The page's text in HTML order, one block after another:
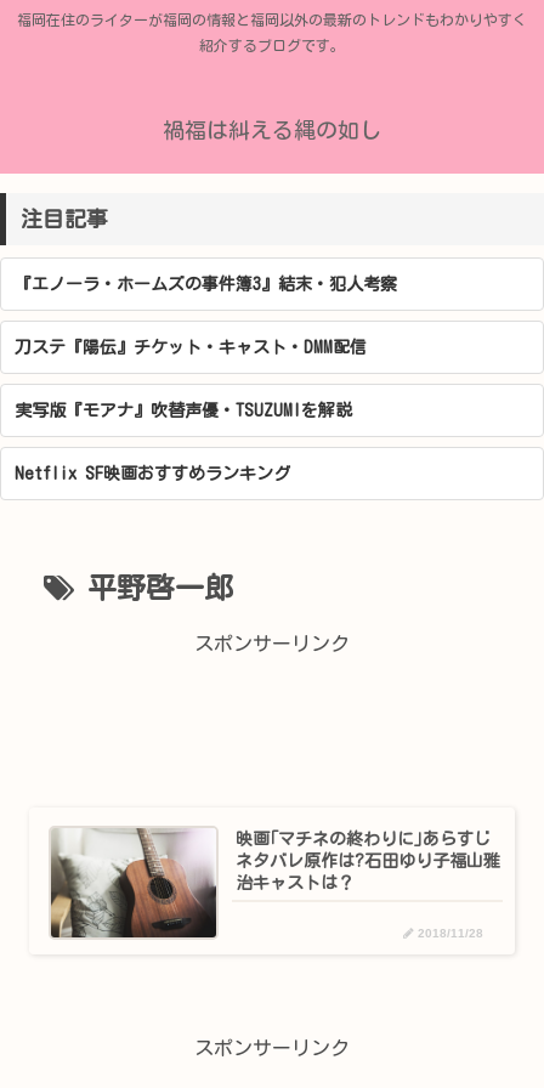
福岡在住のライターが福岡の情報と福岡以外の最新のトレンドもわかりやすく
紹介するブログです。
禍福は糾える縄の如し
注目記事
『エノーラ・ホームズの事件簿3』結末・犯人考察
刀ステ『陽伝』チケット・キャスト・DMM配信
実写版『モアナ』吹替声優・TSUZUMIを解説
Netflix SF映画おすすめランキング
平野啓一郎
スポンサーリンク
映画｢マチネの終わりに｣あらすじ
ネタバレ原作は?石田ゆり子福山雅
治キャストは？
2018/11/28
スポンサーリンク